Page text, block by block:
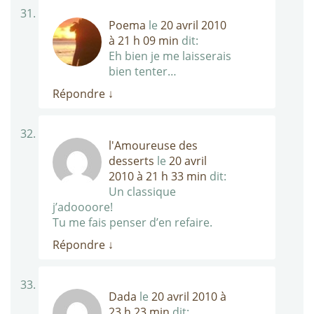
Poema le 20 avril 2010
à 21 h 09 min dit:
Eh bien je me laisserais
bien tenter…
Répondre ↓
l'Amoureuse des
desserts le 20 avril
2010 à 21 h 33 min dit:
Un classique
j’adoooore!
Tu me fais penser d’en refaire.
Répondre ↓
Dada le 20 avril 2010 à